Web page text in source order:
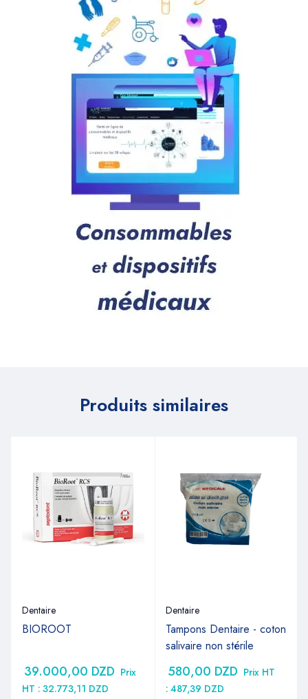
Produits similaires
Dentaire
BIOROOT
39.000,00 DZD Prix
HT : 32.773,11 DZD
Dentaire
Tampons Dentaire - coton
salivaire non stérile
580,00 DZD Prix HT
: 487,39 DZD